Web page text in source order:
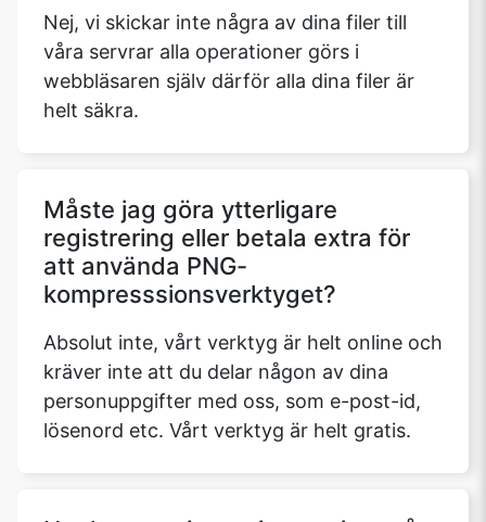
Nej, vi skickar inte några av dina filer till
våra servrar alla operationer görs i
webbläsaren själv därför alla dina filer är
helt säkra.
Måste jag göra ytterligare
registrering eller betala extra för
att använda PNG-
kompresssionsverktyget?
Absolut inte, vårt verktyg är helt online och
kräver inte att du delar någon av dina
personuppgifter med oss, som e-post-id,
lösenord etc. Vårt verktyg är helt gratis.